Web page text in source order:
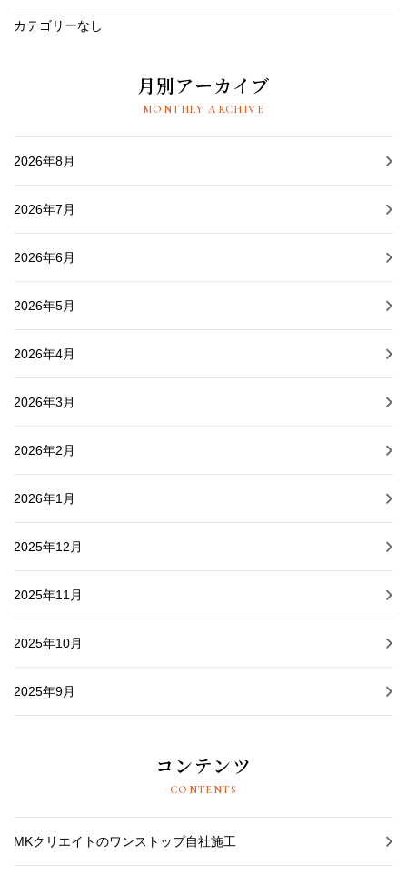
カテゴリーなし
月別アーカイブ
MONTHLY ARCHIVE
2026年8月
2026年7月
2026年6月
2026年5月
2026年4月
2026年3月
2026年2月
2026年1月
2025年12月
2025年11月
2025年10月
2025年9月
コンテンツ
CONTENTS
MKクリエイトのワンストップ自社施工